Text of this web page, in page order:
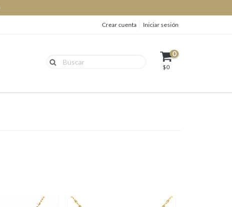
Crear cuenta Iniciar sesión
0
$0